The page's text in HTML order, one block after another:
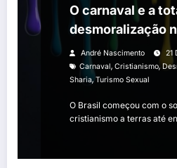
O carnaval e a
desmoralização
André Nascimento
21
Carnaval, Cristianismo,
Sharia,Turismo Sexual
O Brasil começou com o
cristianismo a terras até